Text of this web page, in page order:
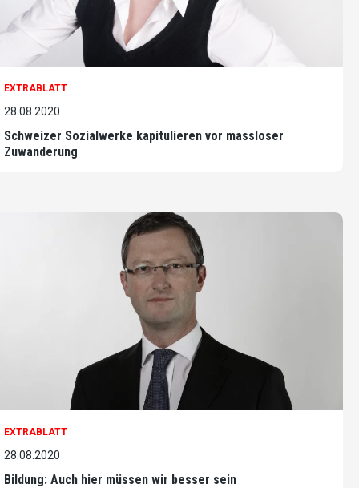
EXTRABLATT
28.08.2020
Schweizer Sozialwerke kapitulieren vor massloser
Zuwanderung
EXTRABLATT
28.08.2020
Bildung: Auch hier müssen wir besser sein